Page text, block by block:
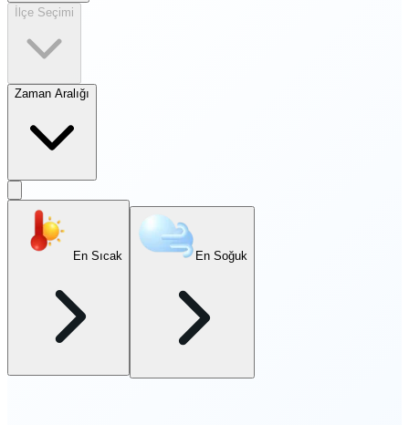
İlçe Seçimi
Zaman Aralığı
En Sıcak En Soğuk